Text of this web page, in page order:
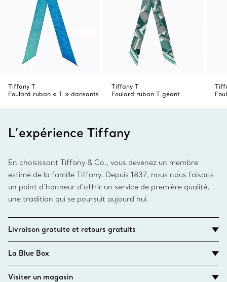
Tiffany T
Foulard ruban « T » dansants
Tiffany T
Foulard ruban T géant
L’expérience Tiffany
En choisissant Tiffany & Co., vous devenez un membre
estimé de la famille Tiffany. Depuis 1837, nous nous faisons
un point d’honneur d’offrir un service de première qualité,
une tradition qui se poursuit aujourd’hui.
Livraison gratuite et retours gratuits
La Blue Box
Visiter un magasin